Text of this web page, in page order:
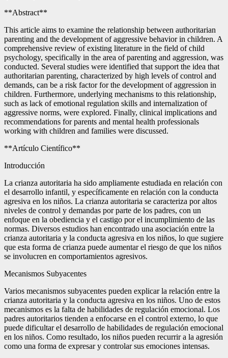
**Abstract**
This article aims to examine the relationship between authoritarian
parenting and the development of aggressive behavior in children. A
comprehensive review of existing literature in the field of child
psychology, specifically in the area of parenting and aggression, was
conducted. Several studies were identified that support the idea that
authoritarian parenting, characterized by high levels of control and
demands, can be a risk factor for the development of aggression in
children. Furthermore, underlying mechanisms to this relationship,
such as lack of emotional regulation skills and internalization of
aggressive norms, were explored. Finally, clinical implications and
recommendations for parents and mental health professionals
working with children and families were discussed.
**Artículo Científico**
Introducción
La crianza autoritaria ha sido ampliamente estudiada en relación con
el desarrollo infantil, y específicamente en relación con la conducta
agresiva en los niños. La crianza autoritaria se caracteriza por altos
niveles de control y demandas por parte de los padres, con un
enfoque en la obediencia y el castigo por el incumplimiento de las
normas. Diversos estudios han encontrado una asociación entre la
crianza autoritaria y la conducta agresiva en los niños, lo que sugiere
que esta forma de crianza puede aumentar el riesgo de que los niños
se involucren en comportamientos agresivos.
Mecanismos Subyacentes
Varios mecanismos subyacentes pueden explicar la relación entre la
crianza autoritaria y la conducta agresiva en los niños. Uno de estos
mecanismos es la falta de habilidades de regulación emocional. Los
padres autoritarios tienden a enfocarse en el control externo, lo que
puede dificultar el desarrollo de habilidades de regulación emocional
en los niños. Como resultado, los niños pueden recurrir a la agresión
como una forma de expresar y controlar sus emociones intensas.